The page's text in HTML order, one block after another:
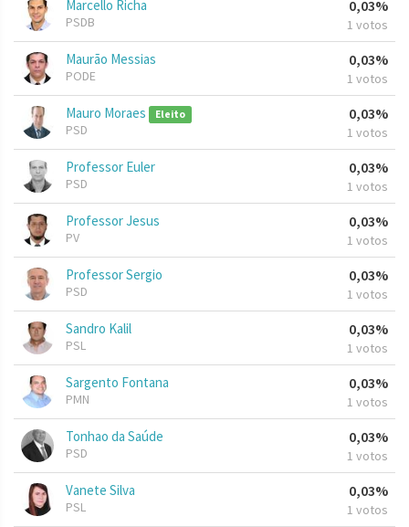
Marcello Richa
PSDB
0,03%
1 votos
Maurão Messias
PODE
0,03%
1 votos
Mauro Moraes Eleito
PSD
0,03%
1 votos
Professor Euler
PSD
0,03%
1 votos
Professor Jesus
PV
0,03%
1 votos
Professor Sergio
PSD
0,03%
1 votos
Sandro Kalil
PSL
0,03%
1 votos
Sargento Fontana
PMN
0,03%
1 votos
Tonhao da Saúde
PSD
0,03%
1 votos
Vanete Silva
PSL
0,03%
1 votos